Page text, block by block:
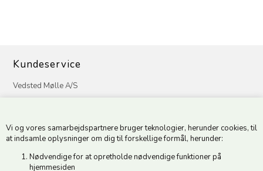
Vi og vores samarbejdspartnere bruger teknologier, herunder cookies, til
at indsamle oplysninger om dig til forskellige formål, herunder:
Nødvendige for at opretholde nødvendige funktioner på
hjemmesiden
Kundeservice
Vedsted Mølle A/S
CVR 49879415 Mailvedstedmoelle@post.tele.dk
Åbningstider: Man-Fre 9.00-17.00 | Middagslukket 12.00-12.30 |